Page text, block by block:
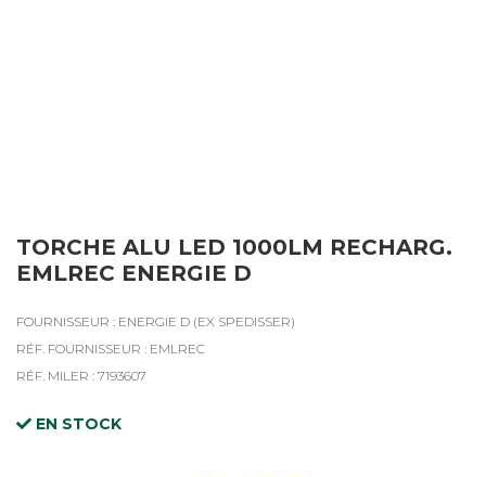
TORCHE ALU LED 1000LM RECHARG.
EMLREC ENERGIE D
FOURNISSEUR : ENERGIE D (EX SPEDISSER)
RÉF. FOURNISSEUR : EMLREC
RÉF. MILER : 7193607
EN STOCK